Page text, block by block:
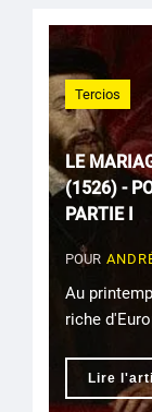
Tercios
LE
(1526) -
PARTIE I
POUR
Au
riche
Lire